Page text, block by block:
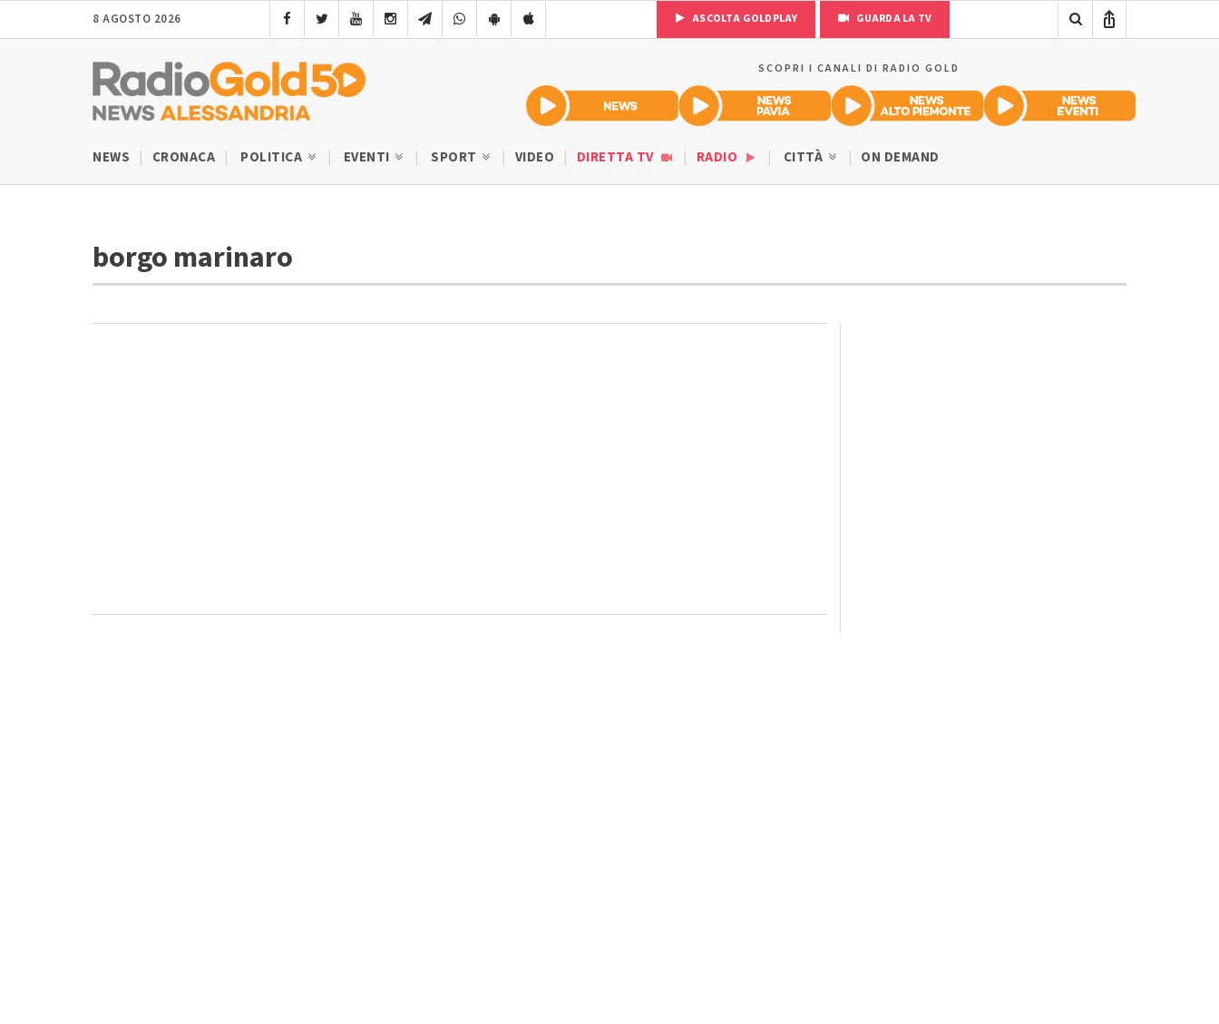
8 AGOSTO 2026 ASCOLTA GOLDPLAY GUARDA LA TV
SCOPRI I CANALI DI RADIO GOLD
NEWS CRONACA POLITICA EVENTI SPORT VIDEO DIRETTA TV RADIO CITTÀ ON DEMAND
borgo marinaro